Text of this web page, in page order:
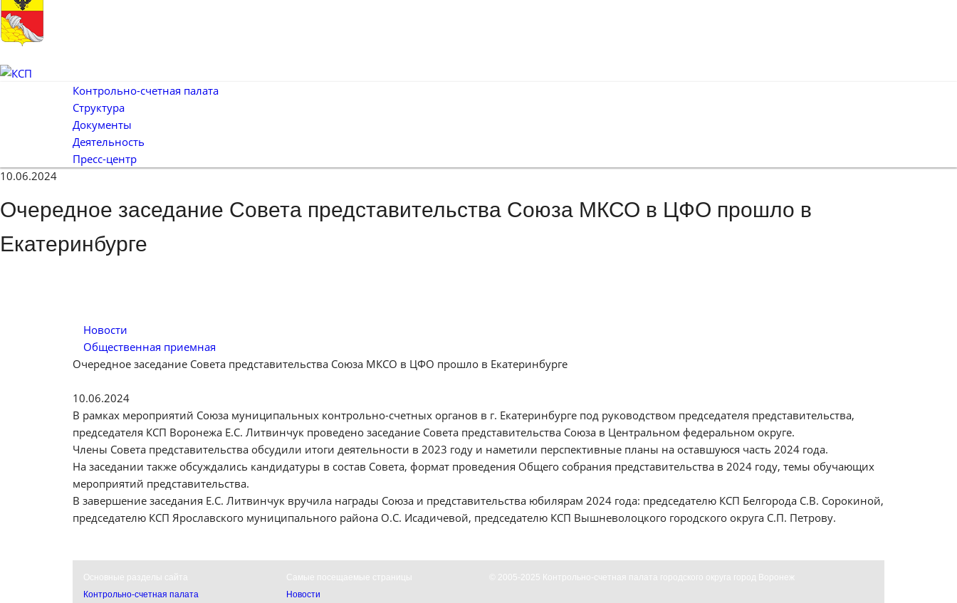
Контрольно-счетная палата
Структура
Документы
Деятельность
Пресс-центр
10.06.2024
Очередное заседание Совета представительства Союза МКСО в ЦФО прошло в
Екатеринбурге
Новости
Общественная приемная
Очередное заседание Совета представительства Союза МКСО в ЦФО прошло в Екатеринбурге
10.06.2024
В рамках мероприятий Союза муниципальных контрольно-счетных органов в г. Екатеринбурге под руководством председателя представительства,
председателя КСП Воронежа Е.С. Литвинчук проведено заседание Совета представительства Союза в Центральном федеральном округе.
Члены Совета представительства обсудили итоги деятельности в 2023 году и наметили перспективные планы на оставшуюся часть 2024 года.
На заседании также обсуждались кандидатуры в состав Совета, формат проведения Общего собрания представительства в 2024 году, темы обучающих
мероприятий представительства.
В завершение заседания Е.С. Литвинчук вручила награды Союза и представительства юбилярам 2024 года: председателю КСП Белгорода С.В. Сорокиной,
председателю КСП Ярославского муниципального района О.С. Исадичевой, председателю КСП Вышневолоцкого городского округа С.П. Петрову.
Основные разделы сайта
Контрольно-счетная палата
Самые посещаемые страницы
Новости
© 2005-2025 Контрольно-счетная палата городского округа город Воронеж